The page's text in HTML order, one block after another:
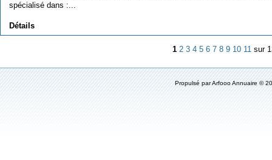
spécialisé dans :...
Détails
1 2 3 4 5 6 7 8 9 10 11 sur
Propulsé parArfooo Annuaire ©